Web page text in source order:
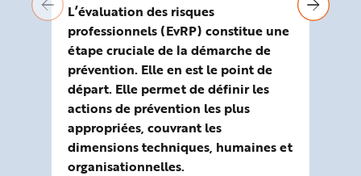
L’évaluation des risques
professionnels (EvRP) constitue une
étape cruciale de la démarche de
prévention. Elle en est le point de
départ. Elle permet de définir les
actions de prévention les plus
appropriées, couvrant les
dimensions techniques, humaines et
organisationnelles.